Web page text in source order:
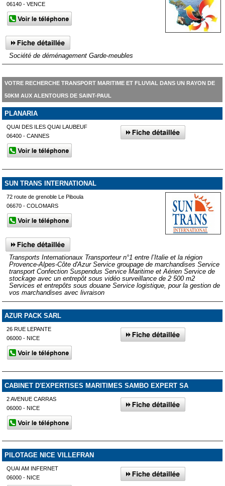
06140 - VENCE
Société de déménagement Garde-meubles
VOTRE RECHERCHE TRANSPORT MARITIME ET FLUVIAL DANS UN RAYON DE
50KM AUX ALENTOURS DE SAINT-PAUL
PLANARIA
QUAI DES ILES QUAI LAUBEUF
06400 - CANNES
SUN TRANS INTERNATIONAL
72 route de grenoble Le Piboula
06670 - COLOMARS
Transports Internationaux Transporteur n°1 entre l’Italie et la région
Provence-Alpes-Côte d'Azur Service groupage de marchandises Service
transport Confection Suspendus Service Maritime et Aérien Service de
stockage avec un entrepôt sous vidéo surveillance de 2 500 m2
Services et entrepôts sous douane Service logistique, pour la gestion de
vos marchandises avec livraison
AZUR PACK SARL
26 RUE LEPANTE
06000 - NICE
CABINET D'EXPERTISES MARITIMES SAMBO EXPERT SA
2 AVENUE CARRAS
06000 - NICE
PILOTAGE NICE VILLEFRAN
QUAI AM INFERNET
06000 - NICE